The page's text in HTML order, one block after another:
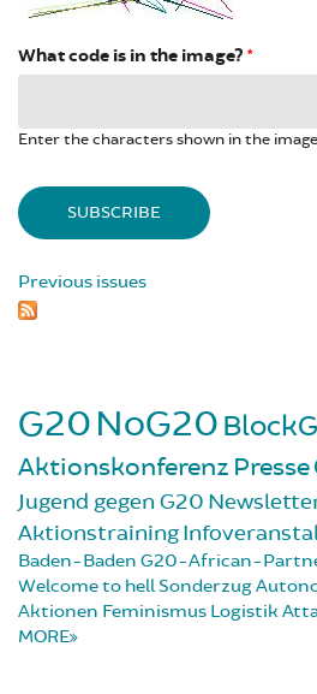
What code is in the image? *
Enter the characters shown in the
Previous issues
G20NoG20
Aktionskonferenz Presse
Jugend gegen G20
Aktionstraining
Baden-Baden G20-African-
Welcome to hellSonderzug
Aktionen Feminismus Logistik
MORE